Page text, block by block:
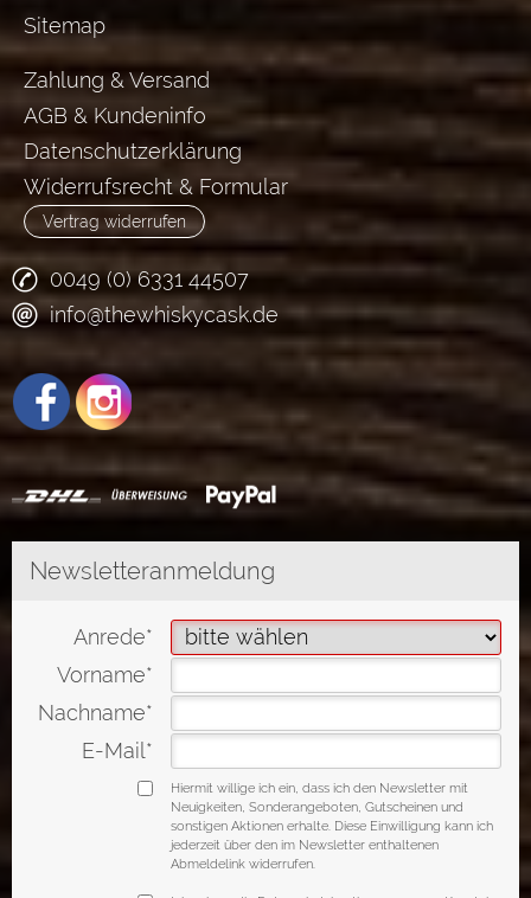
Sitemap
Zahlung & Versand
AGB & Kundeninfo
Datenschutzerklärung
Widerrufsrecht & Formular
Vertrag widerrufen
0049 (0) 6331 44507
info@thewhiskycask.de